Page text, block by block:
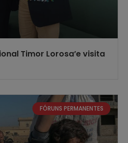
Timor Lorosa’e visita
FÓRUNS PERMANENTES